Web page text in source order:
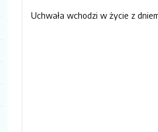
Uchwała wchodzi w życie z